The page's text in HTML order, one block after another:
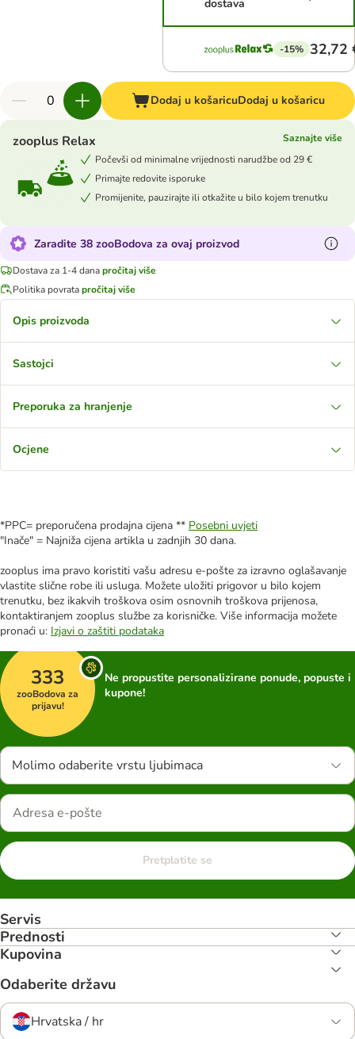
dostava
-15% 32,72
Dodaj u košaricuDodaj u košaricu
zooplus Relax
Saznajte više
Počevši od minimalne vrijednosti narudžbe od 29 €
Primajte redovite isporuke
Promijenite, pauzirajte ili otkažite u bilo kojem trenutku
Zaradite 38 zooBodova za ovaj proizvod
Dostava za 1-4 danapročitaj više
Politika povratapročitaj više
Opis proizvoda
Sastojci
Preporuka za hranjenje
Ocjene
*PPC= preporučena prodajna cijena ** Posebni uvjeti
"Inače" = Najniža cijena artikla u zadnjih 30 dana.
zooplus ima pravo koristiti vašu adresu e-pošte za izravno oglašavanje
vlastite slične robe ili usluga. Možete uložiti prigovor u bilo kojem
trenutku, bez ikakvih troškova osim osnovnih troškova prijenosa,
kontaktiranjem zooplus službe za korisničke. Više informacija možete
pronaći u: Izjavi o zaštiti podataka
333
zooBodova za
prijavu!
Ne propustite personalizirane ponude, popuste i
kupone!
Molimo odaberite vrstu ljubimaca
Pretplatite se
Servis
Prednosti
Kupovina
Odaberite državu
Hrvatska / hr